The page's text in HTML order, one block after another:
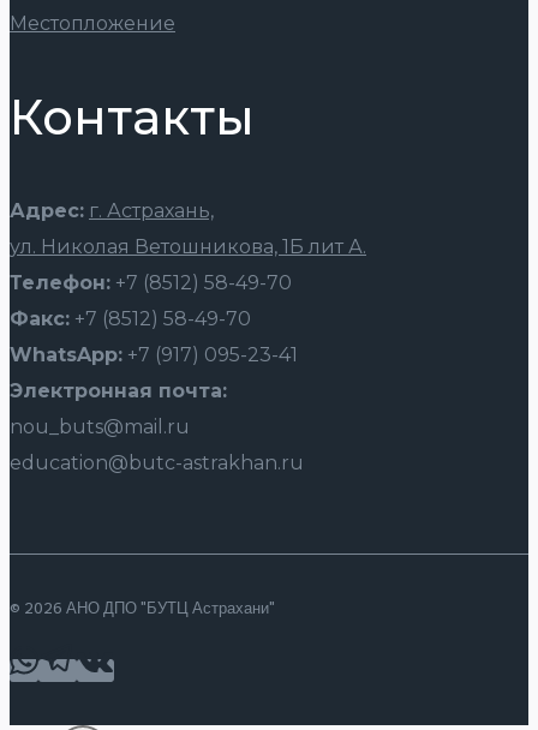
Местопложение
Контакты
Адрес: г. Астрахань,
ул. Николая Ветошникова, 1Б лит А.
Телефон: +7 (8512) 58-49-70
Факс: +7 (8512) 58-49-70
WhatsApp: +7 (917) 095-23-41
Электронная почта:
nou_buts@mail.ru
education@butc-astrakhan.ru
© 2026 АНО ДПО "БУТЦ Астрахани"